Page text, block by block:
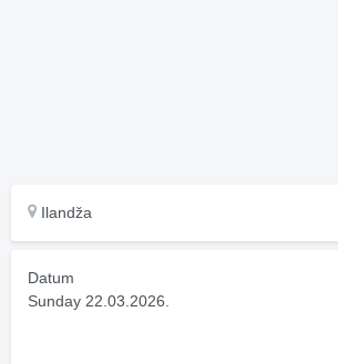
Ilandža
Datum
Sunday 22.03.2026.